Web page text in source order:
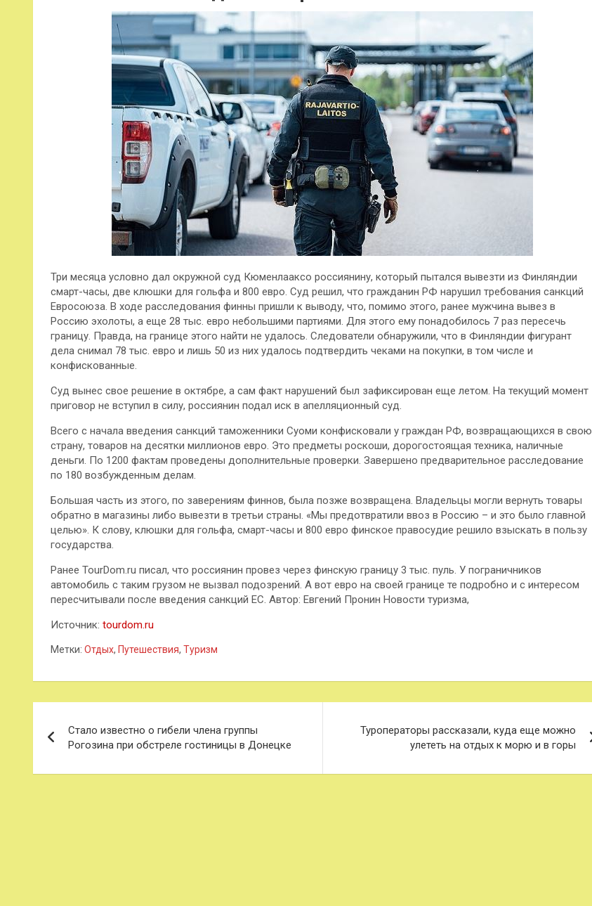
Три месяца условно дал окружной суд Кюменлааксо россиянину, который пытался вывезти из Финляндии
смарт-часы, две клюшки для гольфа и 800 евро. Суд решил, что гражданин РФ нарушил требования санкций
Евросоюза. В ходе расследования финны пришли к выводу, что, помимо этого, ранее мужчина вывез в
Россию эхолоты, а еще 28 тыс. евро небольшими партиями. Для этого ему понадобилось 7 раз пересечь
границу. Правда, на границе этого найти не удалось. Следователи обнаружили, что в Финляндии фигурант
дела снимал 78 тыс. евро и лишь 50 из них удалось подтвердить чеками на покупки, в том числе и
конфискованные.
Суд вынес свое решение в октябре, а сам факт нарушений был зафиксирован еще летом. На текущий момент
приговор не вступил в силу, россиянин подал иск в апелляционный суд.
Всего с начала введения санкций таможенники Суоми конфисковали у граждан РФ, возвращающихся в свою
страну, товаров на десятки миллионов евро. Это предметы роскоши, дорогостоящая техника, наличные
деньги. По 1200 фактам проведены дополнительные проверки. Завершено предварительное расследование
по 180 возбужденным делам.
Большая часть из этого, по заверениям финнов, была позже возвращена. Владельцы могли вернуть товары
обратно в магазины либо вывезти в третьи страны. «Мы предотвратили ввоз в Россию – и это было главной
целью». К слову, клюшки для гольфа, смарт-часы и 800 евро финское правосудие решило взыскать в пользу
государства.
Ранее TourDom.ru писал, что россиянин провез через финскую границу 3 тыс. пуль. У пограничников
автомобиль с таким грузом не вызвал подозрений. А вот евро на своей границе те подробно и с интересом
пересчитывали после введения санкций ЕС. Автор: Евгений Пронин Новости туризма,
Источник: tourdom.ru
Метки: Отдых, Путешествия, Туризм
по
записям
Стало известно о гибели члена группы
Рогозина при обстреле гостиницы в Донецке
Туроператоры рассказали, куда еще можно
улететь на отдых к морю и в горы